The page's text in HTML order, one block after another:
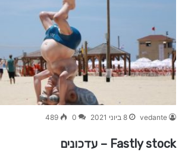
vedante 8 ביוני 2021 0
489
Fastly stock – עדכונים